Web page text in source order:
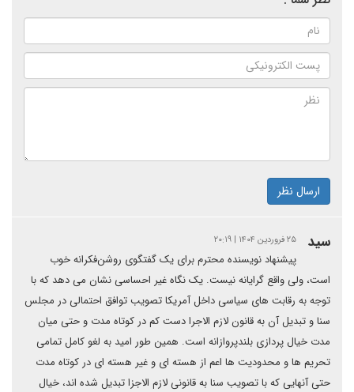
ارسال نظر
سید ۲۵ فروردین ۱۴۰۴ | ۲۰:۱۹
پیشنهاد نویسنده محترم برای یک گفتگوی روشن‌فکرانه خوب
است، ولی واقع گرایانه نیست. یک نگاه غیر احساسی نشان می دهد که با
توجه به رقابت های سیاسی داخل آمریکا تصویب توافق احتمالی در مجلس
سنا و تبدیل آن به قانون لازم الاجرا دست کم در کوتاه مدت و حتی میان
مدت خیال پردازی بلندپروازانه است. همین طور امید به لغو کامل تمامی
تحریم ها و محدودیت ها اعم از هسته ای و غیر هسته ای در کوتاه مدت
حتی آنهایی که با تصویب سنا به قانونی لازم الاجزا تبدیل شده اند، خیال